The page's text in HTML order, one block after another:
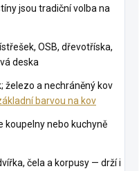
jsou tradiční volba na
OSB, dřevotříska,
deska
železo a nechráněný kov
barvou na kov
koupelny nebo kuchyně
čela a korpusy — drží i